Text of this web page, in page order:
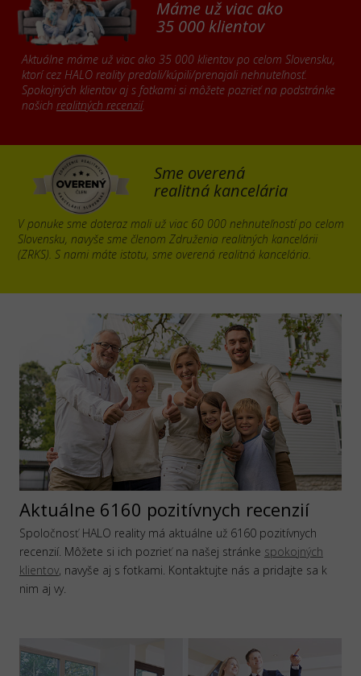
Máme už viac ako
35 000 klientov
Aktuálne máme už viac ako 35 000 klientov po celom Slovensku,
ktorí cez HALO reality predali/kúpili/prenajali nehnuteľnosť.
Spokojných klientov aj s fotkami si môžete pozrieť na podstránke
našich realitných recenzií.
Sme overená
realitná kancelária
V ponuke sme doteraz mali už viac 60 000 nehnuteľností po celom
Slovensku, navyše sme členom Združenia realitných kancelárii
(ZRKS). S nami máte istotu, sme overená realitná kancelária.
Aktuálne 6160 pozitívnych recenzií
Spoločnosť HALO reality má aktuálne už 6160 pozitívnych
recenzií. Môžete si ich pozrieť na našej stránke spokojných
klientov, navyše aj s fotkami. Kontaktujte nás a pridajte sa k
nim aj vy.